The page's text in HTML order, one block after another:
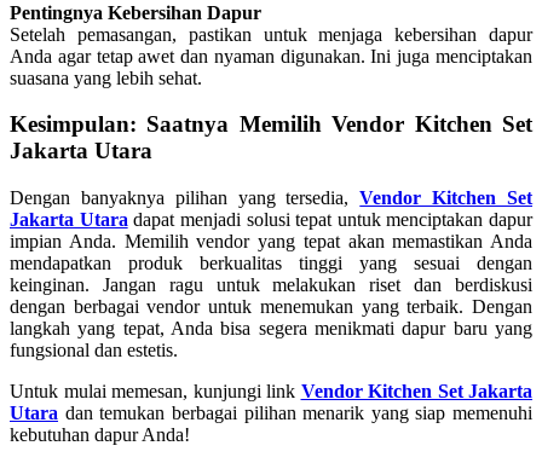
Pentingnya Kebersihan Dapur
Setelah pemasangan, pastikan untuk menjaga kebersihan dapur
Anda agar tetap awet dan nyaman digunakan. Ini juga menciptakan
suasana yang lebih sehat.
Kesimpulan: Saatnya Memilih Vendor Kitchen Set
Jakarta Utara
Dengan banyaknya pilihan yang tersedia,Vendor Kitchen Set
Jakarta Utara dapat menjadi solusi tepat untuk menciptakan dapur
impian Anda. Memilih vendor yang tepat akan memastikan Anda
mendapatkan produk berkualitas tinggi yang sesuai dengan
keinginan. Jangan ragu untuk melakukan riset dan berdiskusi
dengan berbagai vendor untuk menemukan yang terbaik. Dengan
langkah yang tepat, Anda bisa segera menikmati dapur baru yang
fungsional dan estetis.
Untuk mulai memesan, kunjungi link Vendor Kitchen Set Jakarta
Utara dan temukan berbagai pilihan menarik yang siap memenuhi
kebutuhan dapur Anda!